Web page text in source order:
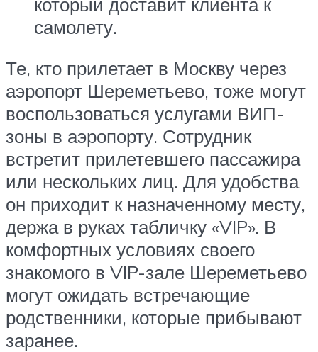
самолету.
Те, кто прилетает в Москву через
аэропорт Шереметьево, тоже могут
воспользоваться услугами ВИП-
зоны в аэропорту. Сотрудник
встретит прилетевшего пассажира
или нескольких лиц. Для удобства
он приходит к назначенному месту,
держа в руках табличку «VIP». В
комфортных условиях своего
знакомого в VIP-зале Шереметьево
могут ожидать встречающие
родственники, которые прибывают
заранее.